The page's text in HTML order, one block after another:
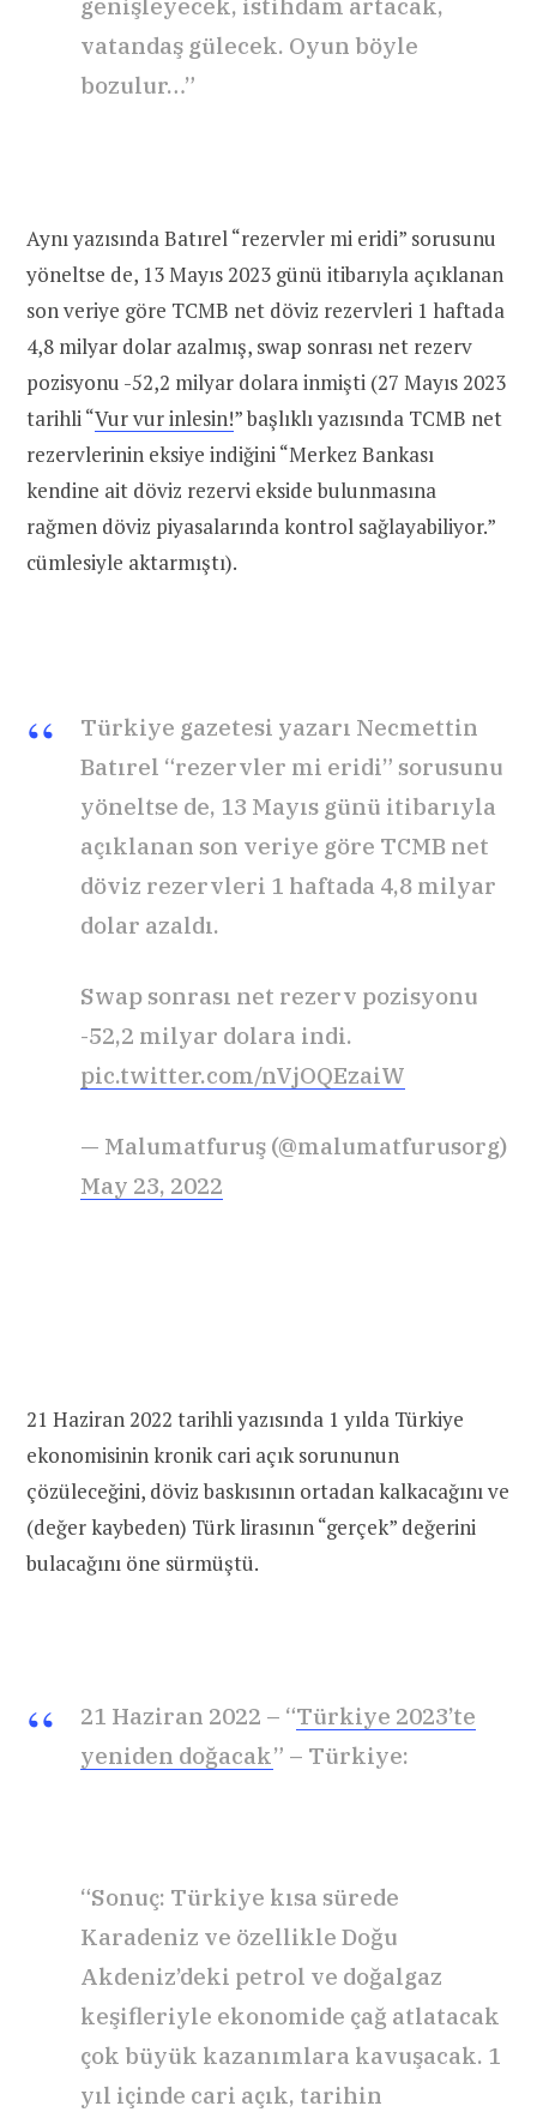
genişleyecek, istihdam artacak,
vatandaş gülecek. Oyun böyle
bozulur…”
Aynı yazısında Batırel “rezervler mi eridi” sorusunu
yöneltse de, 13 Mayıs 2023 günü itibarıyla açıklanan
son veriye göre TCMB net döviz rezervleri 1 haftada
4,8 milyar dolar azalmış, swap sonrası net rezerv
pozisyonu -52,2 milyar dolara inmişti (27 Mayıs 2023
tarihli “Vur vur inlesin!” başlıklı yazısında TCMB net
rezervlerinin eksiye indiğini “Merkez Bankası
kendine ait döviz rezervi ekside bulunmasına
rağmen döviz piyasalarında kontrol sağlayabiliyor.”
cümlesiyle aktarmıştı).
Türkiye gazetesi yazarı Necmettin
Batırel “rezervler mi eridi” sorusunu
yöneltse de, 13 Mayıs günü itibarıyla
açıklanan son veriye göre TCMB net
döviz rezervleri 1 haftada 4,8 milyar
dolar azaldı.
Swap sonrası net rezerv pozisyonu
-52,2 milyar dolara indi.
pic.twitter.com/nVjOQEzaiW
— Malumatfuruş (@malumatfurusorg)
May 23, 2022
21 Haziran 2022 tarihli yazısında 1 yılda Türkiye
ekonomisinin kronik cari açık sorununun
çözüleceğini, döviz baskısının ortadan kalkacağını ve
(değer kaybeden) Türk lirasının “gerçek” değerini
bulacağını öne sürmüştü.
21 Haziran 2022 – “Türkiye 2023’te
yeniden doğacak” – Türkiye:
“Sonuç: Türkiye kısa sürede
Karadeniz ve özellikle Doğu
Akdeniz’deki petrol ve doğalgaz
keşifleriyle ekonomide çağ atlatacak
çok büyük kazanımlara kavuşacak. 1
yıl içinde cari açık, tarihin